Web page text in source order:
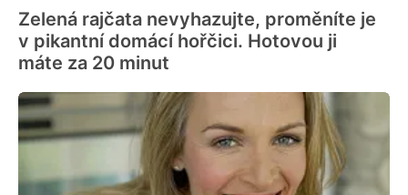
Zelená rajčata nevyhazujte, proměníte je
v pikantní domácí hořčici. Hotovou ji
máte za 20 minut